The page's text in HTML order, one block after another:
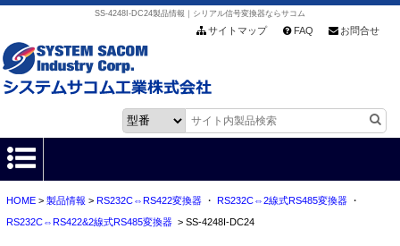
SS-4248I-DC24製品情報｜シリアル信号変換器ならサコム
サイトマップ FAQ お問合せ
HOME
HOME> 製品情報 > RS232C⇔RS422変換器・ RS232C⇔2線式RS485変換器・
RS232C⇔RS422&2線式RS485変換器> SS-4248I-DC24